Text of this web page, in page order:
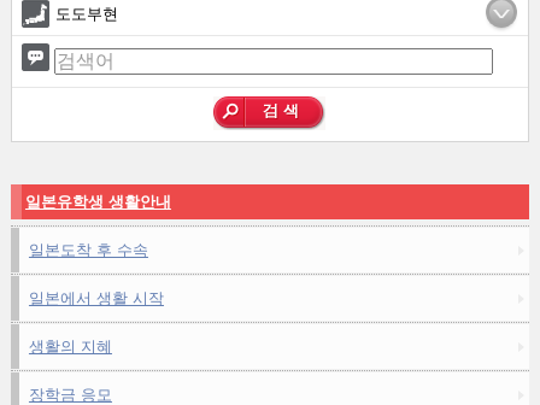
도도부현
일본유학생 생활안내
일본도착 후 수속
일본에서 생활 시작
생활의 지혜
장학금 응모